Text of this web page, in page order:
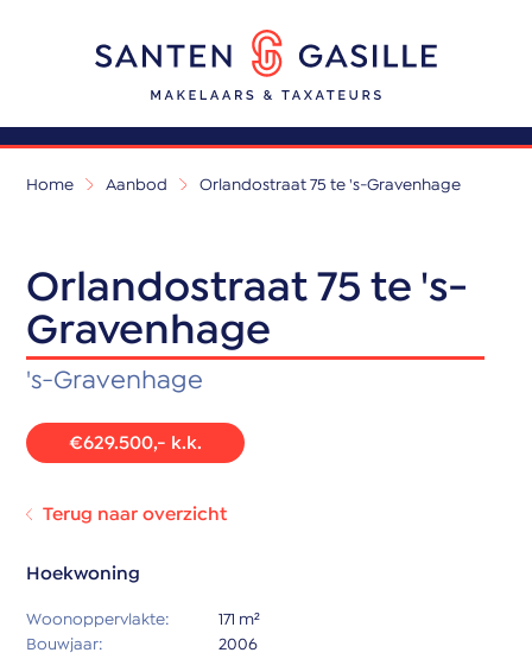
Home Aanbod Orlandostraat 75 te 's-Gravenhage
Orlandostraat 75 te 's-
Gravenhage
's-Gravenhage
€629.500,- k.k.
Terug naar overzicht
Hoekwoning
Woonoppervlakte:
171 m²
Bouwjaar:
2006